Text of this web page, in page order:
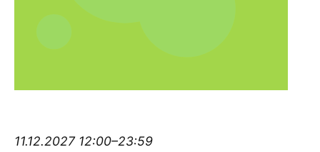
11.12.2027 12:00–23:59